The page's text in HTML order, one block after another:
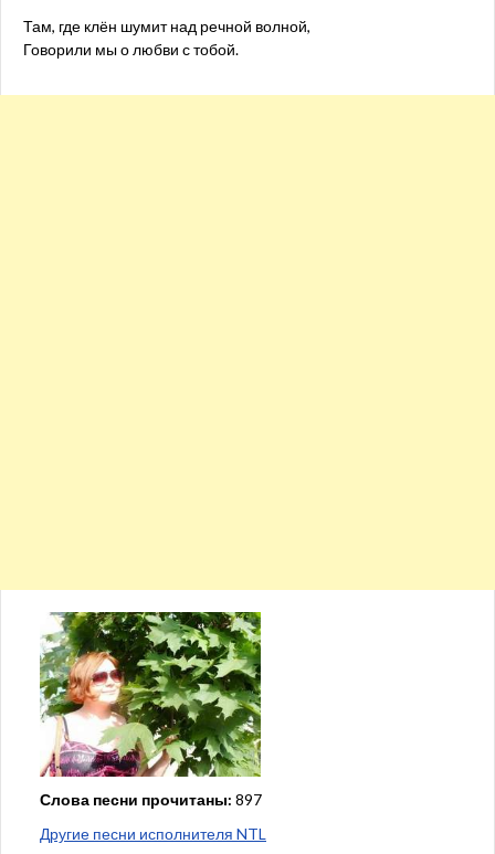
Там, где клён шумит над речной волной,
Говорили мы о любви с тобой.
Слова песни прочитаны: 897
Другие песни исполнителя NTL